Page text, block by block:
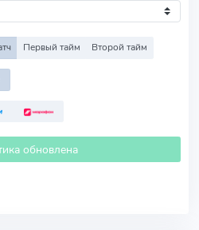
Первый тайм Второй тайм
обновлена